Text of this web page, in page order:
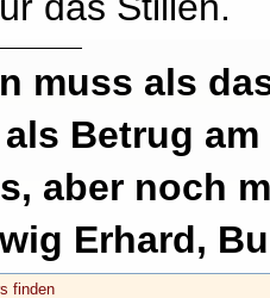
muss als
Betrug
aber noch
Erhard,